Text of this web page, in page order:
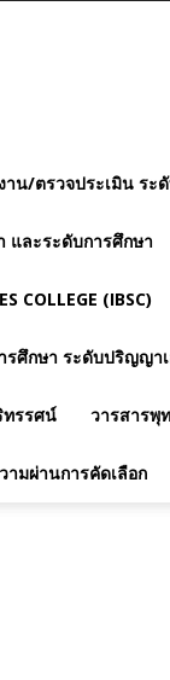
าน/ตรวจประเมิน ร
ละระดับการศึกษา
COLLEGE (IBSC)
รศึกษา ระดับปริญญา
รรศน์ วารสารพุ
ามผ่านการคัดเลือก